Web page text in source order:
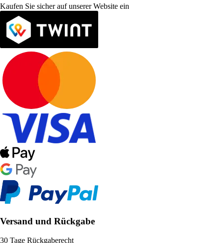
Kaufen Sie sicher auf unserer Website ein
Versand und Rückgabe
30 Tage Rückgaberecht